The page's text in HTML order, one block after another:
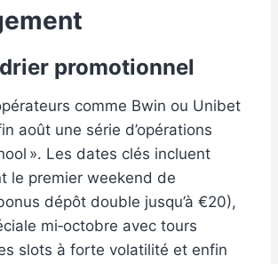
promotionnel
comme Bwin ou Unibet
août une série d’opérations
». Les dates clés incluent
le premier weekend de
dépôt double jusqu’à €20),
mi‑octobre avec tours
slots à forte volatilité et enfin